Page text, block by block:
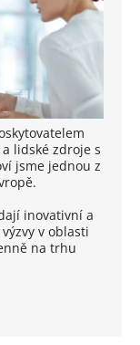
lidské zdroje s
jsme jednou z
inovativní a
v oblasti
na trhu